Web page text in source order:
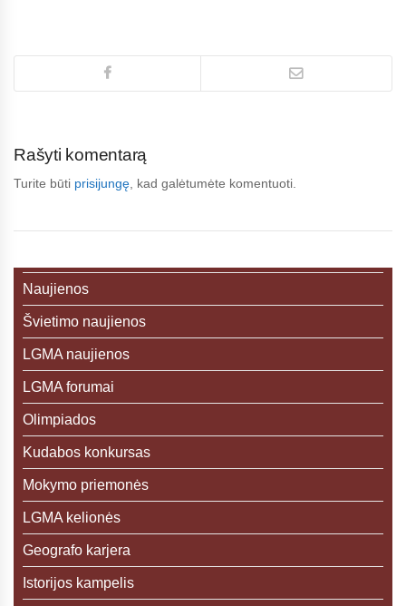
Rašyti komentarą
Turite būti prisijungę , kad galėtumėte komentuoti.
Naujienos
Švietimo naujienos
LGMA naujienos
LGMA forumai
Olimpiados
Kudabos konkursas
Mokymo priemonės
LGMA kelionės
Geografo karjera
Istorijos kampelis